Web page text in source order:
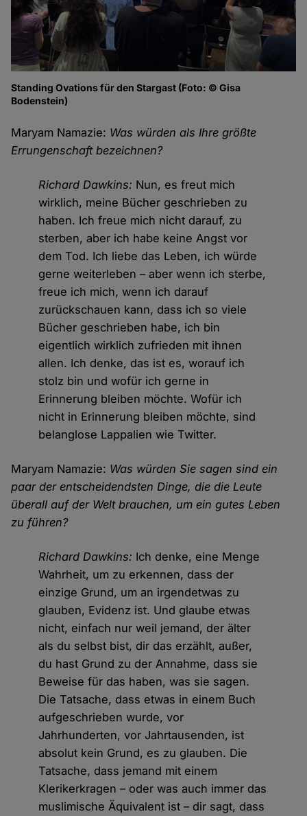
Standing Ovations für den Stargast (Foto: © Gisa
Bodenstein)
Maryam Namazie: Was würden als Ihre größte
Errungenschaft bezeichnen?
Richard Dawkins: Nun, es freut mich
wirklich, meine Bücher geschrieben zu
haben. Ich freue mich nicht darauf, zu
sterben, aber ich habe keine Angst vor
dem Tod. Ich liebe das Leben, ich würde
gerne weiterleben – aber wenn ich sterbe,
freue ich mich, wenn ich darauf
zurückschauen kann, dass ich so viele
Bücher geschrieben habe, ich bin
eigentlich wirklich zufrieden mit ihnen
allen. Ich denke, das ist es, worauf ich
stolz bin und wofür ich gerne in
Erinnerung bleiben möchte. Wofür ich
nicht in Erinnerung bleiben möchte, sind
belanglose Lappalien wie Twitter.
Maryam Namazie: Was würden Sie sagen sind ein
paar der entscheidendsten Dinge, die die Leute
überall auf der Welt brauchen, um ein gutes Leben
zu führen?
Richard Dawkins: Ich denke, eine Menge
Wahrheit, um zu erkennen, dass der
einzige Grund, um an irgendetwas zu
glauben, Evidenz ist. Und glaube etwas
nicht, einfach nur weil jemand, der älter
als du selbst bist, dir das erzählt, außer,
du hast Grund zu der Annahme, dass sie
Beweise für das haben, was sie sagen.
Die Tatsache, dass etwas in einem Buch
aufgeschrieben wurde, vor
Jahrhunderten, vor Jahrtausenden, ist
absolut kein Grund, es zu glauben. Die
Tatsache, dass jemand mit einem
Klerikerkragen – oder was auch immer das
muslimische Äquivalent ist – dir sagt, dass